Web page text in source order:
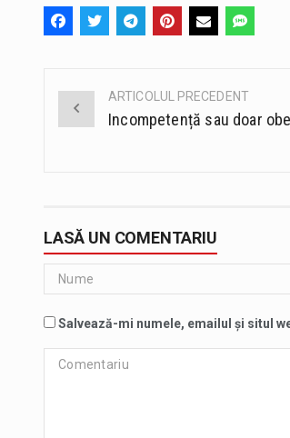
Post
navigation
ARTICOLUL PRECEDENT
Incompetență sau doar
LASĂ UN COMENTARIU
Salvează-mi numele, emailul și situl